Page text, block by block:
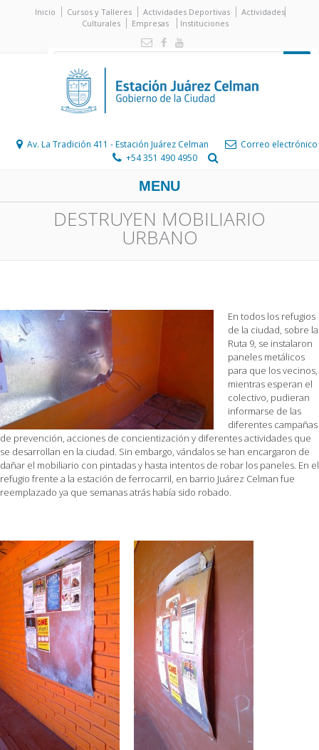
Inicio Cursos y Talleres Actividades Deportivas
Actividades
Culturales
Empresas Instituciones
Av. La Tradición 411 - Estación Juárez Celman
Correo electrónico
+54 351 490 4950
MENU
DESTRUYEN MOBILIARIO
URBANO
En todos los refugios
de la ciudad, sobre la
Ruta 9, se instalaron
paneles metálicos
para que los vecinos,
mientras esperan el
colectivo, pudieran
informarse de las
diferentes campañas
de prevención, acciones de concientización y diferentes actividades que
se desarrollan en la ciudad. Sin embargo, vándalos se han encargaron de
dañar el mobiliario con pintadas y hasta intentos de robar los paneles. En el
refugio frente a la estación de ferrocarril, en barrio Juárez Celman fue
reemplazado ya que semanas atrás había sido robado.